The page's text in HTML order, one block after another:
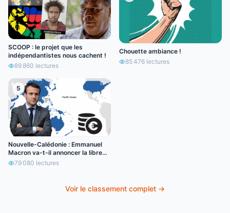
SCOOP : le projet que les
indépendantistes nous cachent !
89 860 lectures
Chouette ambiance !
85 476 lectures
5
Nouvelle-Calédonie : Emmanuel
Macron va-t-il annoncer la libre
circulation de l’euro ?
79 080 lectures
Voir le classement complet →